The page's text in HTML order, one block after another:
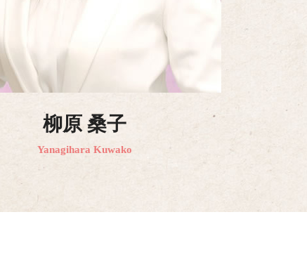
柳原 桑子
Yanagihara Kuwako